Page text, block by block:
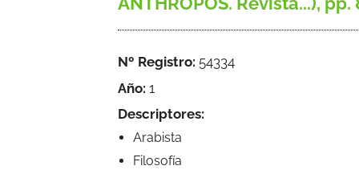
Nº Registro: 54334
Año: 1
Descriptores:
Arabista
Filosofía